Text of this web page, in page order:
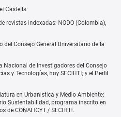
Castells.
revistas indexadas: NODO (Colombia),
del Consejo General Universitario de la
Nacional de Investigadores del Consejo
y Tecnologías, hoy SECIHTI; y el Perfil
en Urbanistica y Medio Ambiente;
Sustentabilidad, programa inscrito en
de CONAHCYT / SECIHTI.